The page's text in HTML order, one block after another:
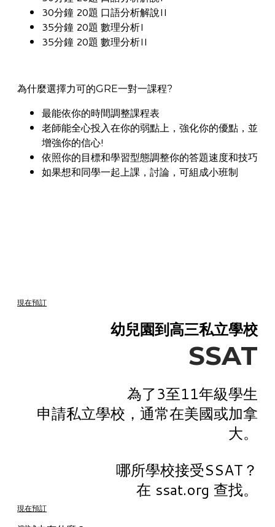
30分鐘 20題 口語分析解說II
35分鐘 20題 數理分析I
35分鐘 20題 數理分析II
為什麼選擇力可的GRE一對一課程?
最能依你的時間調整課程表
老師能全心投入在你的弱點上，強化你的優點，並
增強你的信心!
依照你的目標和學習型態調整你的答題速度和技巧
如果想和同學一起上課，討論，可組成小班制
現在預訂
幼兒園到高三私立學校​
SSAT
為了3至11年級學生
申請私立學校，通常在美國或加拿
大。
哪所學校接受SSAT？
在 ssat.org 查找。
現在預訂